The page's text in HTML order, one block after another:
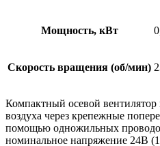
Мощность, кВт
Скорость вращения (об/мин)
Компактный осевой вентилятор
воздуха через крепежные
помощью одножильных
номинальное напряжение 24В